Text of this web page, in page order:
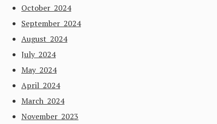
October 2024
September 2024
August 2024
July 2024
May 2024
April 2024
March 2024
November 2023